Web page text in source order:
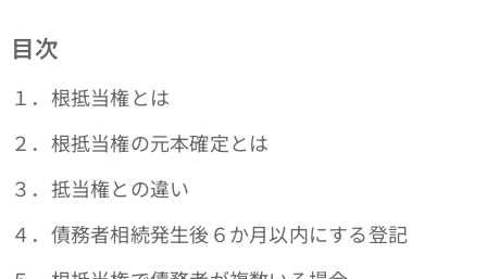
目次
１．根抵当権とは
２．根抵当権の元本確定とは
３．抵当権との違い
４．債務者相続発生後６か月以内にする登記